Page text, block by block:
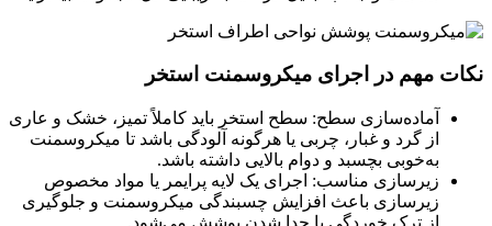
نکات مهم در اجرای میکروسمنت استخر
آماده‌سازی سطح: سطح استخر باید کاملاً تمیز، خشک و عاری
از گرد و غبار، چربی یا هرگونه آلودگی باشد تا میکروسمنت
به‌خوبی بچسبد و دوام بالایی داشته باشد.
زیرسازی مناسب: اجرای یک لایه پرایمر یا مواد مخصوص
زیرسازی باعث افزایش چسبندگی میکروسمنت و جلوگیری
از ترک خوردگی یا جدا شدن پوشش می‌شود.